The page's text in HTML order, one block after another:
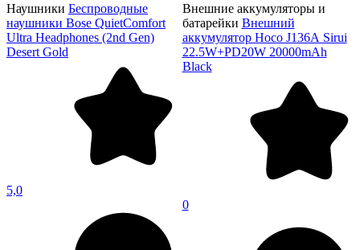
Наушники Беспроводные
наушники Bose QuietComfort
Ultra Headphones (2nd Gen)
Desert Gold
5,0
Внешние аккумуляторы и
батарейки Внешний
аккумулятор Hoco J136А Sirui
22.5W+PD20W 20000mAh
Black
0